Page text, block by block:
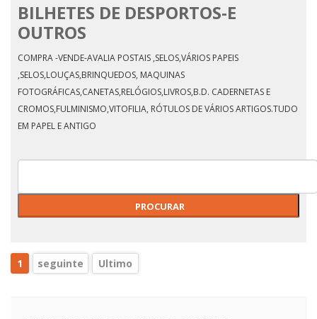
PLATEIA-SODOMA E
BILHETES DE DESPORTOS-E
OUTROS
COMPRA -VENDE-AVALIA POSTAIS ,SELOS,VÁRIOS PAPEIS
,SELOS,LOUÇAS,BRINQUEDOS, MAQUINAS
FOTOGRÁFICAS,CANETAS,RELÓGIOS,LIVROS,B.D. CADERNETAS E
CROMOS,FULMINISMO,VITOFILIA, RÓTULOS DE VÁRIOS ARTIGOS.TUDO
EM PAPEL E ANTIGO
1 seguinte Ultimo